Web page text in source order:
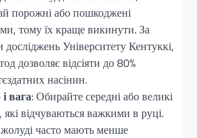
порожні або пошкоджені
тому їх краще викинути. За
Університету Кентуккі,
дозволяє відсіяти до 80%
насінин.
вага: Обирайте середні або великі
які відчуваються важкими в руці.
часто мають менше